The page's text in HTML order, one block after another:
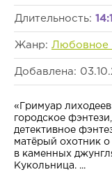
Длительность:
Жанр: Любовное
Добавлена:
«Гримуар
городское
детективное
матёрый охотник
в каменных
Кукольница. ...